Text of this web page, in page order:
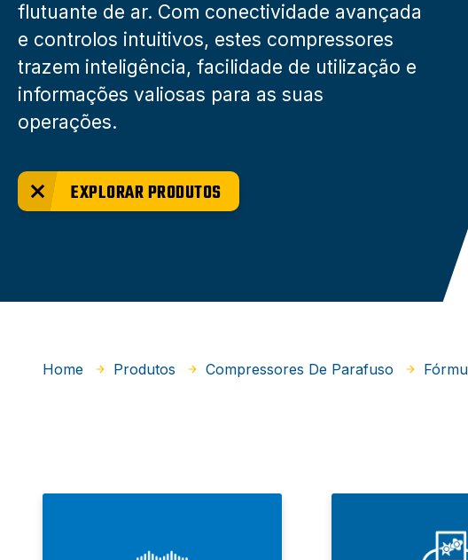
flutuante de ar. Com conectividade avançada
e controlos intuitivos, estes compressores
trazem inteligência, facilidade de utilização e
informações valiosas para as suas
operações.
EXPLORAR PRODUTOS
Home Produtos Compressores De Parafuso